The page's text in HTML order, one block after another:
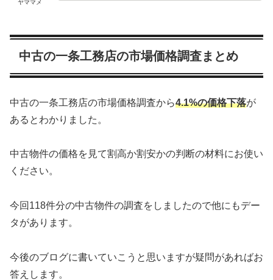
ヤママメ
中古の一条工務店の市場価格調査まとめ
中古の一条工務店の市場価格調査から4.1%の価格下落が
あるとわかりました。
中古物件の価格を見て割高か割安かの判断の材料にお使い
ください。
今回118件分の中古物件の調査をしましたので他にもデー
タがあります。
今後のブログに書いていこうと思いますが疑問があればお
答えします。